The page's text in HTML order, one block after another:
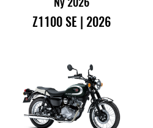
Z1100 SE | 2026